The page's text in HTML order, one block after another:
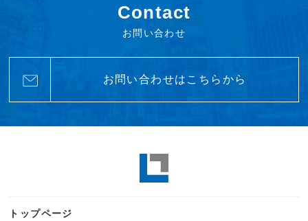
Contact
お問い合わせ
お問い合わせはこちらから
トップページ